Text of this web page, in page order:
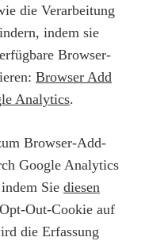
die Verarbeitung
indem sie
Browser-
Browser Add
Analytics.
Browser-Add-
Google Analytics
Sie diesen
Out-Cookie auf
die Erfassung